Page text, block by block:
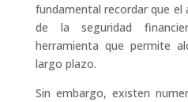
fundamental recordar que
de la seguridad
herramienta que permite
largo plazo.
Sin embargo, existen